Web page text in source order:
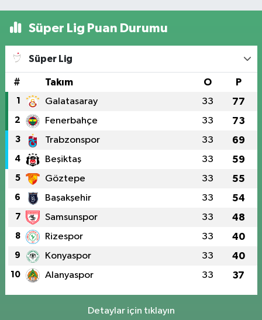
Süper Lig Puan Durumu
Süper Lig
# Takım O P
1 Galatasaray 33 77
2 Fenerbahçe 33 73
3 Trabzonspor 33 69
4 Beşiktaş 33 59
5 Göztepe 33 55
6 Başakşehir 33 54
7 Samsunspor 33 48
8 Rizespor 33 40
9 Konyaspor 33 40
10 Alanyaspor 33 37
Detaylar için tıklayın